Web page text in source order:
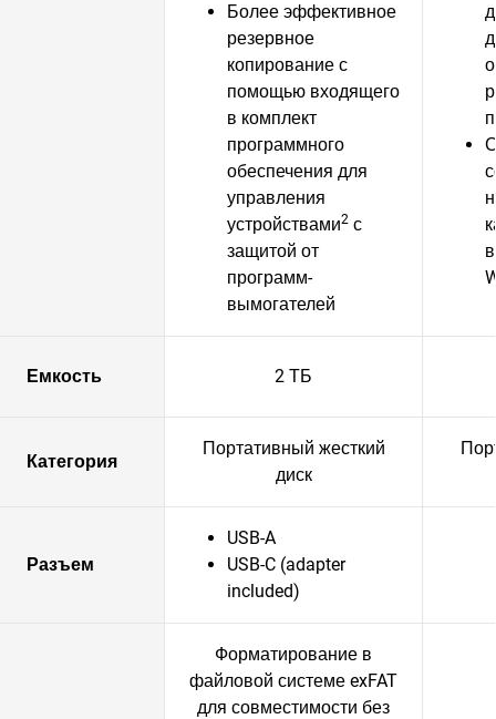
Более эффективное
резервное
копирование с
помощью входящего
в комплект
программного
обеспечения для
управления
устройствами2 с
защитой от
программ-
вымогателей
Емкость 2 ТБ
Категория
Портативный жесткий
диск
Разъем
USB-A
USB-C (adapter
included)
Форматирование в
файловой системе exFAT
для совместимости без